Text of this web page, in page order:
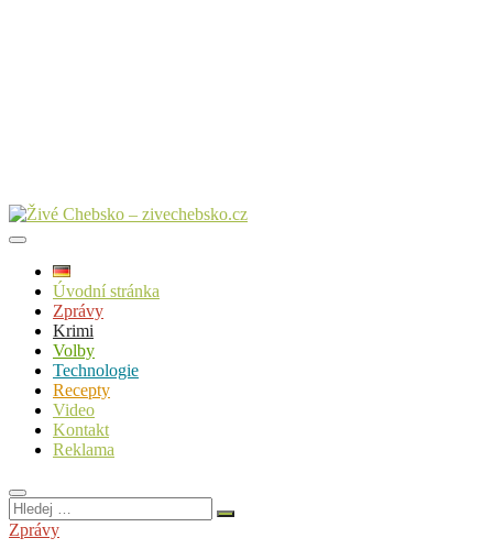
Úvodní stránka
Zprávy
Krimi
Volby
Technologie
Recepty
Video
Kontakt
Reklama
Hledej
…
Zprávy